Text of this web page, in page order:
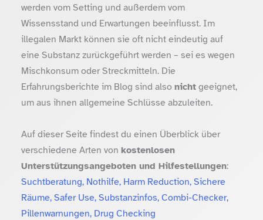
werden vom Setting und außerdem vom
Wissensstand und Erwartungen beeinflusst. Im
illegalen Markt können sie oft nicht eindeutig auf
eine Substanz zurückgeführt werden – sei es wegen
Mischkonsum oder Streckmitteln. Die
Erfahrungsberichte im Blog sind also nichtgeeignet,
um aus ihnen allgemeine Schlüsse abzuleiten.
Auf dieser Seite findest du einen Überblick über
verschiedene Arten von kostenlosen
Unterstützungsangeboten und Hilfestellungen:
Suchtberatung, Nothilfe, Harm Reduction, Sichere
Räume, Safer Use, Substanzinfos, Combi-Checker,
Pillenwarnungen, Drug Checking